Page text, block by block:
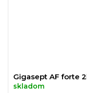
Gigasept AF forte
skladom